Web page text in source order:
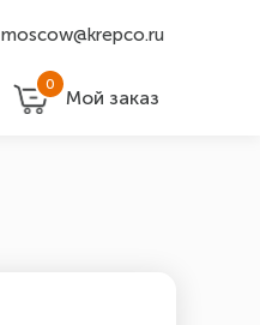
moscow@krepco.ru
0
Мой заказ